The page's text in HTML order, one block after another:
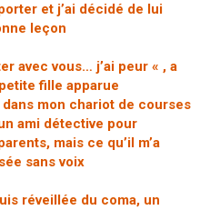
et j’ai décidé de lui
leçon
avec vous… j’ai peur « , a
fille apparue
mon chariot de courses
ami détective pour
mais ce qu’il m’a
sans voix
réveillée du coma, un